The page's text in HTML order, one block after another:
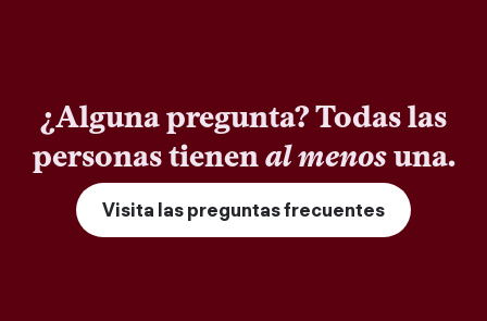
¿Alguna pregunta? Todas las
personas tienenal menosuna.
Visita las preguntas frecuentes